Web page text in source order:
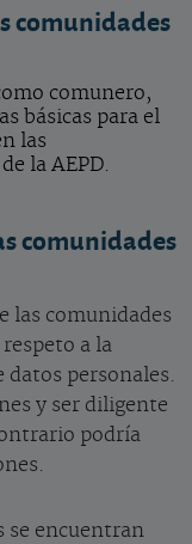
comunidades
comunero,
básicas para el
las
la AEPD.
comunidades
las comunidades
a la
personales.
y ser diligente
podría
se encuentran